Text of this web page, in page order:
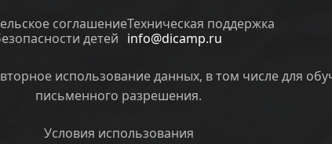
соглашение
детей
Техническая поддержка
info@dicamp.ru
использование данных, в том числе для
письменного разрешения.
Условия использования